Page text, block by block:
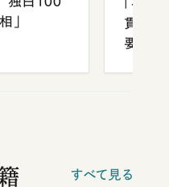
「早
貫校へ
要だっ
すべて見る